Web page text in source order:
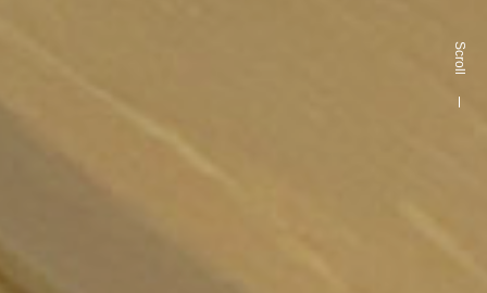
Scroll